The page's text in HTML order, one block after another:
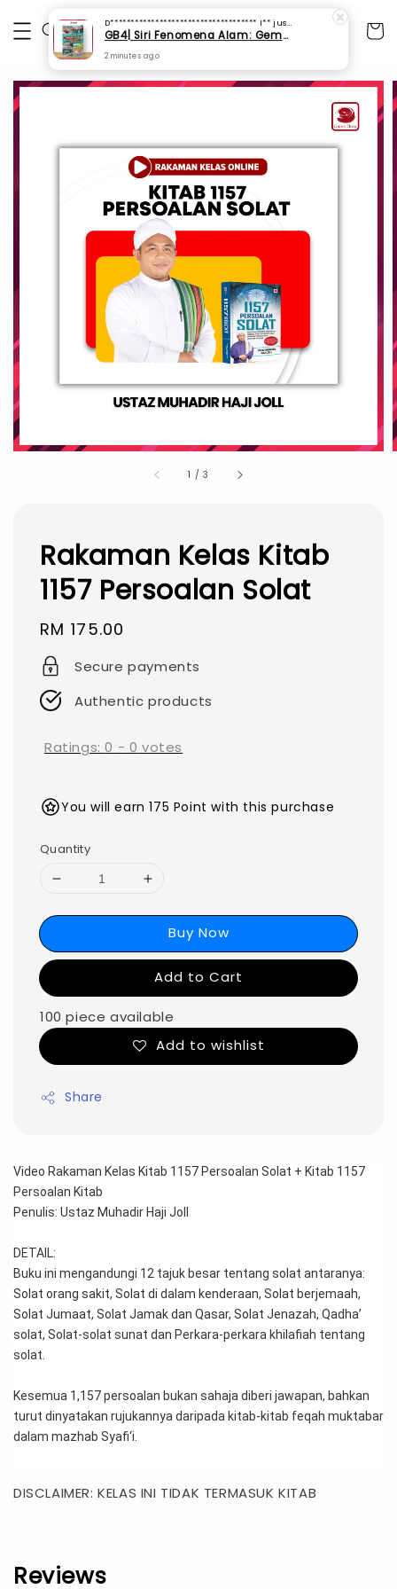
1 /3
Rakaman Kelas Kitab
1157 Persoalan Solat
Regular
price
RM 175.00
Secure payments
Authentic products
Ratings:0 - 0 votes
You will earn 175 Point with this purchase
Quantity
Buy Now
Add to Cart
100 piece available
Add to wishlist
Share
Video Rakaman Kelas Kitab 1157 Persoalan Solat + Kitab 1157
Persoalan Kitab
Penulis: Ustaz Muhadir Haji Joll
DETAIL:
Buku ini mengandungi 12 tajuk besar tentang solat antaranya:
Solat orang sakit, Solat di dalam kenderaan, Solat berjemaah,
Solat Jumaat, Solat Jamak dan Qasar, Solat Jenazah, Qadha’
solat, Solat-solat sunat dan Perkara-perkara khilafiah tentang
solat.
Kesemua 1,157 persoalan bukan sahaja diberi jawapan, bahkan
turut dinyatakan rujukannya daripada kitab-kitab feqah muktabar
dalam mazhab Syafi‘i.
DISCLAIMER: KELAS INI TIDAK TERMASUK KITAB
Reviews
D************************************ I** just purchased
GB4| Siri Fenomena Alam: Gempa Bumi & Tsunami Yang Memusnahkan Kehidupan (SFM 2A)
2 minutes ago